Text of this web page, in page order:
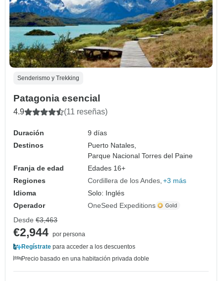
Senderismo y Trekking
Patagonia esencial
4.9 (11 reseñas)
Duración
9 días
Destinos
Puerto Natales,
Parque Nacional Torres del Paine
Franja de edad
Edades 16+
Regiones
Cordillera de los Andes +3 más
Idioma
Solo: Inglés
Operador
OneSeed Expeditions
Desde €3,463
€2,944 por persona
Regístrate para acceder a los descuentos
Precio basado en una habitación privada doble